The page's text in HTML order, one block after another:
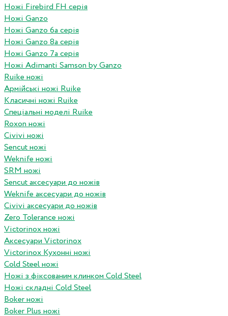
Ножі Firebird FH серія
Ножі Ganzo
Ножі Ganzo 6а серія
Ножі Ganzo 8а серія
Ножі Ganzo 7а серія
Ножі Adimanti Samson by Ganzo
Ruike ножі
Армійські ножі Ruike
Класичні ножі Ruike
Спеціальні моделі Ruike
Roxon ножi
Civivi ножі
Sencut ножі
Weknife ножі
SRM ножі
Sencut аксесуари до ножів
Weknife аксесуари до ножів
Civivi аксесуари до ножів
Zero Tolerance ножі
Victorinox ножі
Аксесуари Victorinox
Victorinox Кухонні ножі
Cold Steel ножі
Ножі з фіксованим клинком Cold Steel
Ножі складні Cold Steel
Boker ножі
Boker Plus ножі